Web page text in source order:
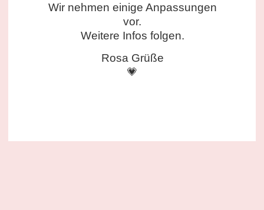
Wir nehmen einige Anpassungen
vor.
Weitere Infos folgen.
Rosa Grüße
💗